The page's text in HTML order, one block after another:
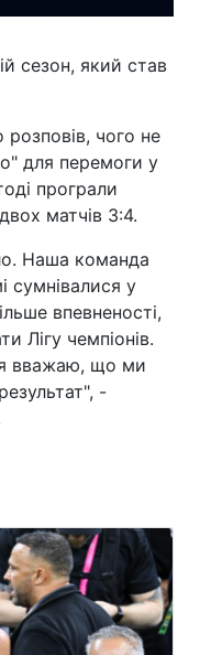
сезон, який став
чого не
для перемоги у
програли
матчів 3:4.
Наша команда
сумнівалися у
впевненості,
Лігу чемпіонів.
вважаю, що ми
-